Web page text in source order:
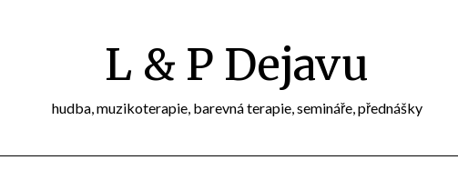
L & P Dejavu
hudba, muzikoterapie, barevná terapie, semináře, přednášky